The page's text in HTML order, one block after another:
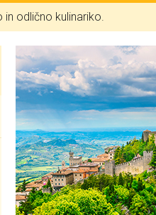
odlično kulinariko.